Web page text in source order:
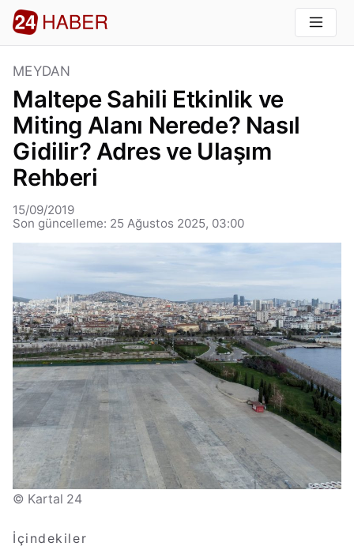
MEYDAN
Maltepe Sahili Etkinlik ve
Miting Alanı Nerede? Nasıl
Gidilir? Adres ve Ulaşım
Rehberi
15/09/2019
Son güncelleme: 25 Ağustos 2025, 03:00
© Kartal 24
İçindekiler